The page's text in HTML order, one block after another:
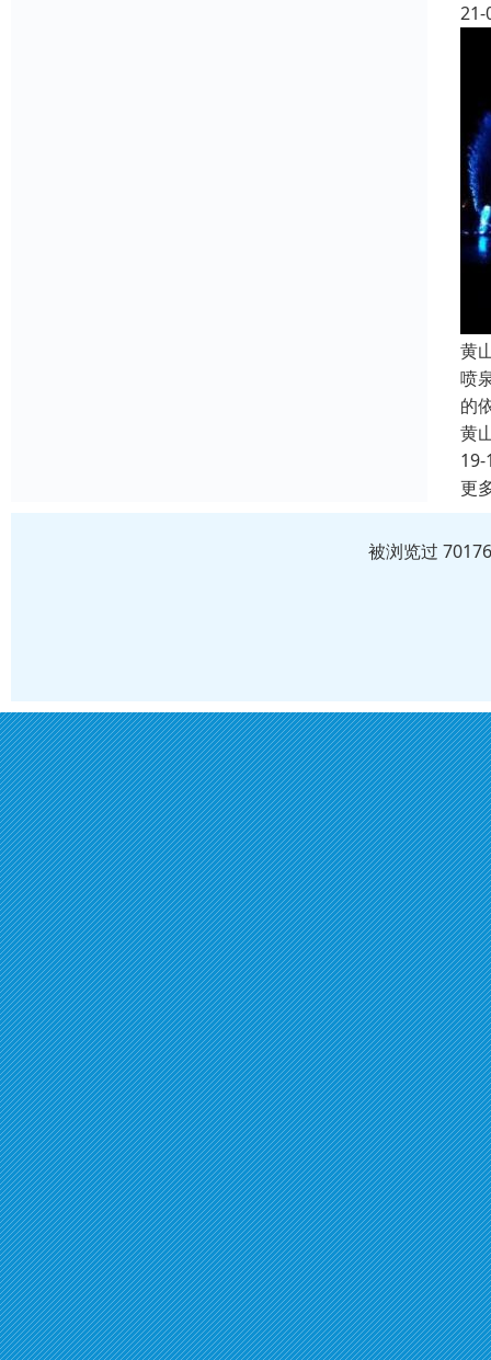
21-
黄
喷
的
黄
19-
更
被浏览过